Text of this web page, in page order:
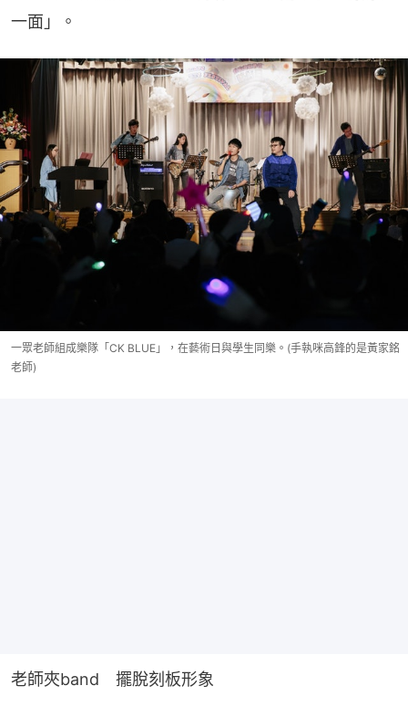
一面」。
一眾老師組成樂隊「CK BLUE」，在藝術日與學生同樂。(手執咪高鋒的是黃家銘
老師)
老師夾band　擺脫刻板形象